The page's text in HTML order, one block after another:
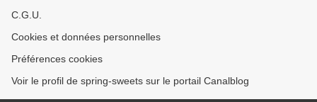
C.G.U.
Cookies et données personnelles
Préférences cookies
Voir le profil de spring-sweets sur le portail Canalblog